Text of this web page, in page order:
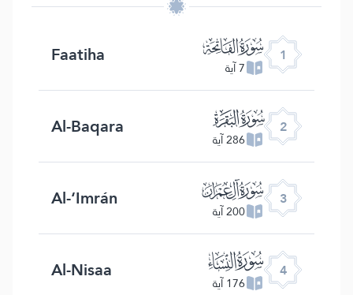
1 ﮍ
7 آية Faatiha
2 ﮎ
286 آية Al-Baqara
3 ﮏ
200 آية Al-‘Imrán
4 ﮐ
176 آية Al-Nisaa